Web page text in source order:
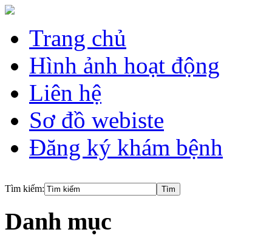
Trang chủ
Hình ảnh hoạt động
Liên hệ
Sơ đồ webiste
Đăng ký khám bệnh
Tìm kiếm:
Danh mục